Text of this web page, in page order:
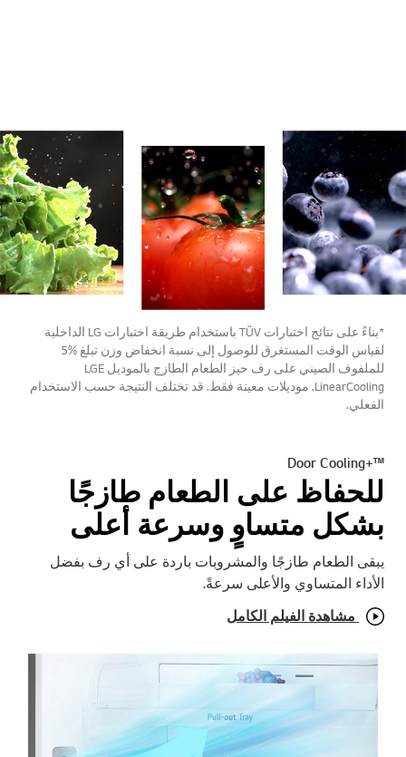
*بناءً على نتائج اختبارات TÜV باستخدام طريقة اختبارات LG الداخلية
لقياس الوقت المستغرق للوصول إلى نسبة انخفاض وزن تبلغ %5
للملفوف الصيني على رف حيز الطعام الطازج بالموديل LGE
LinearCooling. موديلات معينة فقط. قد تختلف النتيجة حسب الاستخدام
الفعلي.
™+Door Cooling
للحفاظ على الطعام طازجًا
بشكل متساوٍ وسرعة أعلى
يبقى الطعام طازجًا والمشروبات باردة على أي رف بفضل
الأداء المتساوي والأعلى سرعةً.
مشاهدة الفيلم الكامل